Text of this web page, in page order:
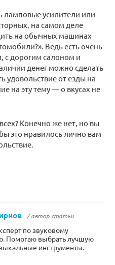
ламповые усилители или
на самом деле
на обычных машинах
Ведь есть очень
с дорогим салоном и
денег можно сделать
удовольствие от езды на
на эту тему — о вкусах не
Конечно же нет, но вы
это нравилось лично вам
/ автор статьи
по звуковому
Помогаю выбрать лучшую
инструменты.